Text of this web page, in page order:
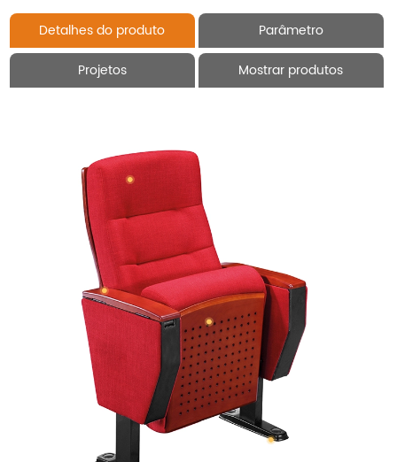
Detalhes do produto
Parâmetro
Projetos
Mostrar produtos